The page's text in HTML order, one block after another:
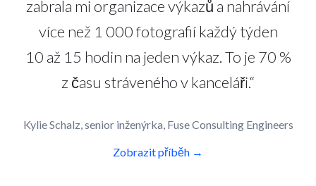
zabrala mi organizace výkazů a nahrávání
více než 1 000 fotografií každý týden
10 až 15 hodin na jeden výkaz. To je 70 %
z času stráveného v kanceláři.“
Kylie Schalz, senior inženýrka, Fuse Consulting Engineers
Zobrazit příběh →